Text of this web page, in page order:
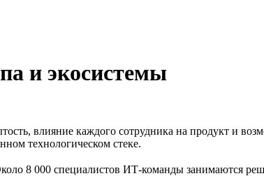
и экосистемы
влияние каждого сотрудника на продукт и
технологическом стеке.
8 000 специалистов ИТ-команды занимаются